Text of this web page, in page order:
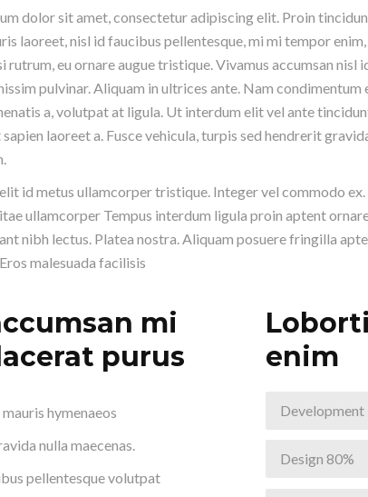
dolor sit amet, consectetur adipiscing elit. Proin
laoreet, nisl id faucibus pellentesque, mi mi tempor
eu ornare augue tristique. Vivamus accumsan nisl
pulvinar. Aliquam in ultrices ante. Nam condimentum
a, volutpat at ligula. Ut interdum elit vel ante
laoreet a. Fusce vehicula, turpis sed hendrerit
id metus ullamcorper tristique. Integer vel commodo
ullamcorper Tempus interdum ligula proin aptent
nibh lectus. Platea nostra. Aliquam posuere fringilla
malesuada facilisis
mi
purus
hymenaeos
nulla maecenas.
pellentesque volutpat
enim
Development
Design 80%